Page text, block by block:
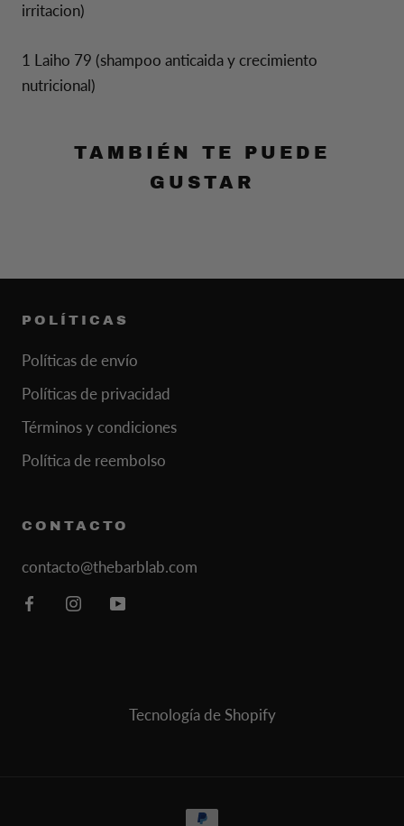
irritacion)
1 Laiho 79 (shampoo anticaida y crecimiento
nutricional)
TAMBIÉN TE PUEDE
GUSTAR
POLÍTICAS
Políticas de envío
Políticas de privacidad
Términos y condiciones
Política de reembolso
CONTACTO
contacto@thebarblab.com
Tecnología de Shopify